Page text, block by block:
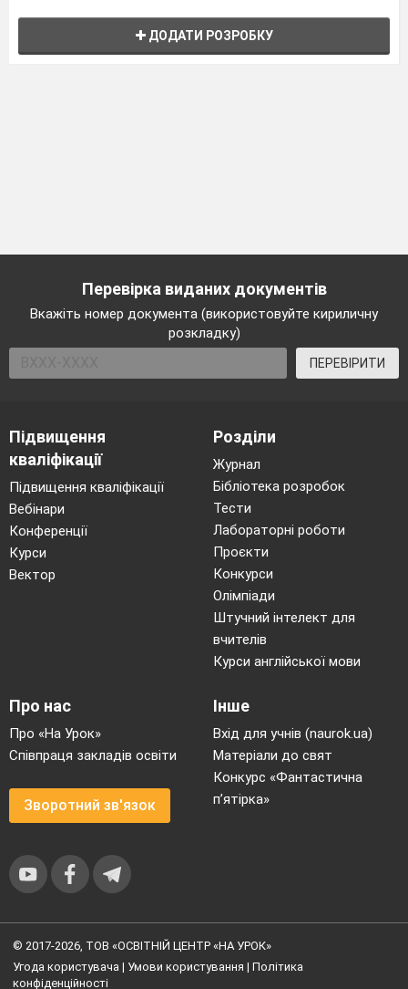
ДОДАТИ РОЗРОБКУ
Перевірка виданих документів
Вкажіть номер документа (використовуйте кириличну
розкладку)
ПЕРЕВІРИТИ
Підвищення
кваліфікації
Підвищення кваліфікації
Вебінари
Конференції
Курси
Вектор
Розділи
Журнал
Бібліотека розробок
Тести
Лабораторні роботи
Проєкти
Конкурси
Олімпіади
Штучний інтелект для
вчителів
Курси англійської мови
Про нас
Про «На Урок»
Співпраця закладів освіти
Зворотний зв'язок
Інше
Вхід для учнів (naurok.ua)
Матеріали до свят
Конкурс «Фантастична
п’ятірка»
© 2017-2026, ТОВ «ОСВІТНІЙ ЦЕНТР «НА УРОК»
Угода користувача | Умови користування | Політика
конфіденційності